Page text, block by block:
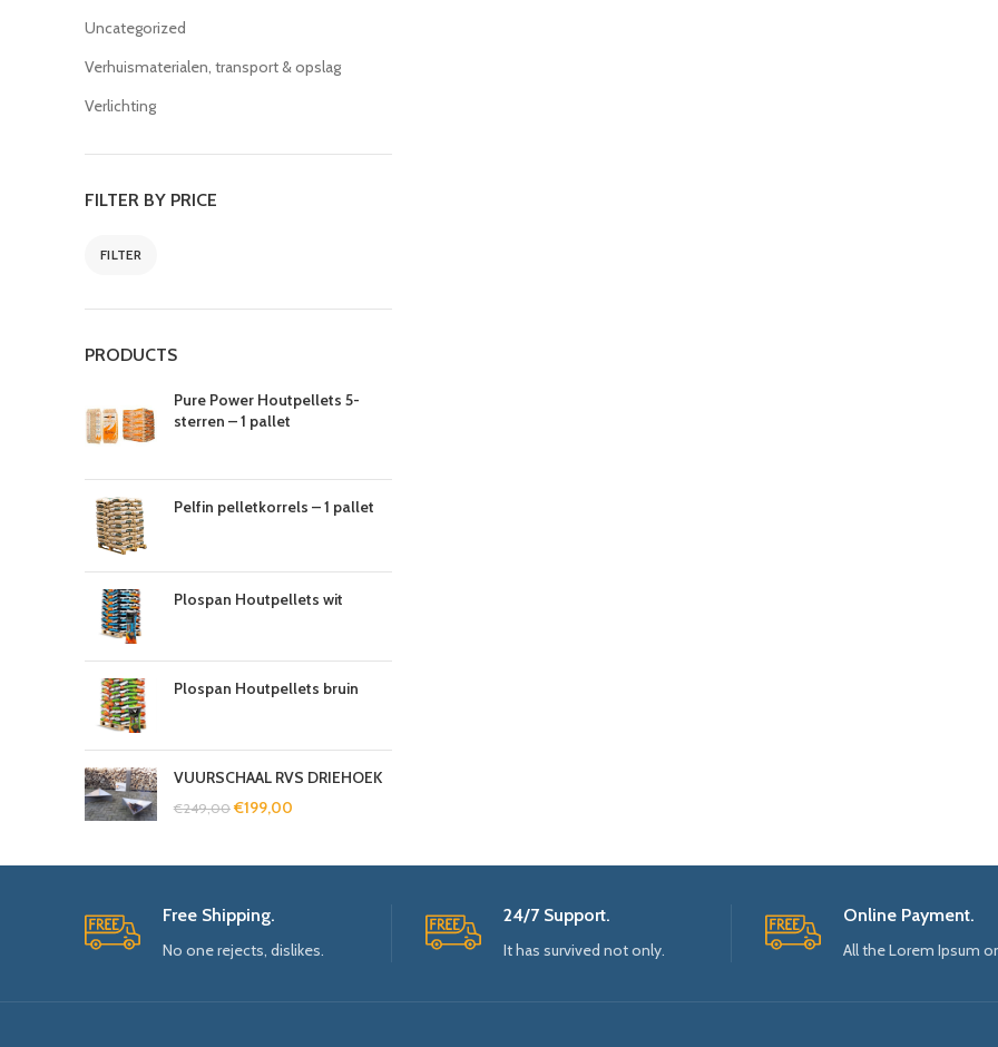
Uncategorized
Verhuismaterialen, transport & opslag
Verlichting
FILTER BY PRICE
FILTER
PRODUCTS
Pure Power Houtpellets 5-
sterren – 1 pallet
Pelfin pelletkorrels – 1 pallet
Plospan Houtpellets wit
Plospan Houtpellets bruin
VUURSCHAAL RVS DRIEHOEK
€249,00 €199,00
Free Shipping.
No one rejects, dislikes.
24/7 Support.
It has survived not only.
Online Payment.
All the Lorem Ipsum